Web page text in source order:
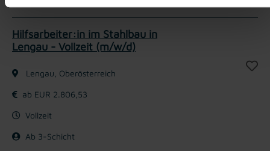
Hilfsarbeiter:in im Stahlbau in
Lengau - Vollzeit (m/w/d)
Lengau, Oberösterreich
ab EUR 2.806,53
Vollzeit
Ab 3-Schicht